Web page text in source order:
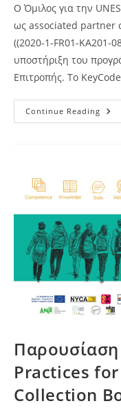
Ο Όμιλος για την
ως associated partner
((2020-1-FR01-KA201-
υποστήριξη του
Επιτροπής. Το
Continue Reading Ο
Στο
Practices
Collection